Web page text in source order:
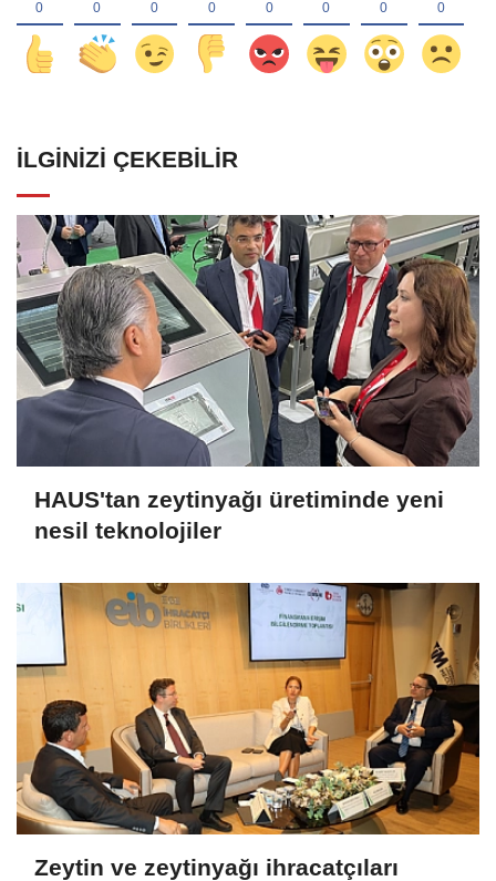
İLGINIZI ÇEKEBILIR
HAUS'tan zeytinyağı üretiminde yeni
nesil teknolojiler
Zeytin ve zeytinyağı ihracatçıları